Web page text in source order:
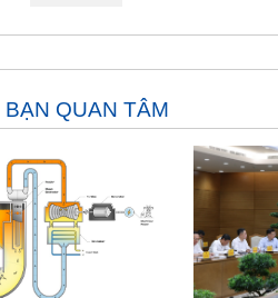
BẠN QUAN TÂM